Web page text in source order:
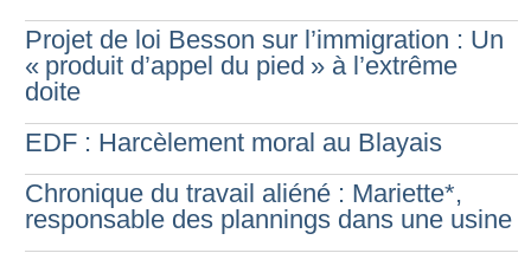
Projet de loi Besson sur l’immigration : Un
« produit d’appel du pied » à l’extrême
doite
EDF : Harcèlement moral au Blayais
Chronique du travail aliéné : Mariette*,
responsable des plannings dans une usine